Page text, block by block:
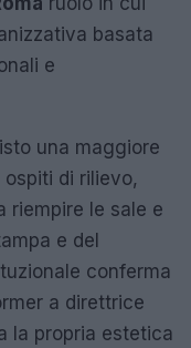
basata
e
una maggiore
di rilievo,
riempire le sale e
e del
conferma
a direttrice
la propria estetica